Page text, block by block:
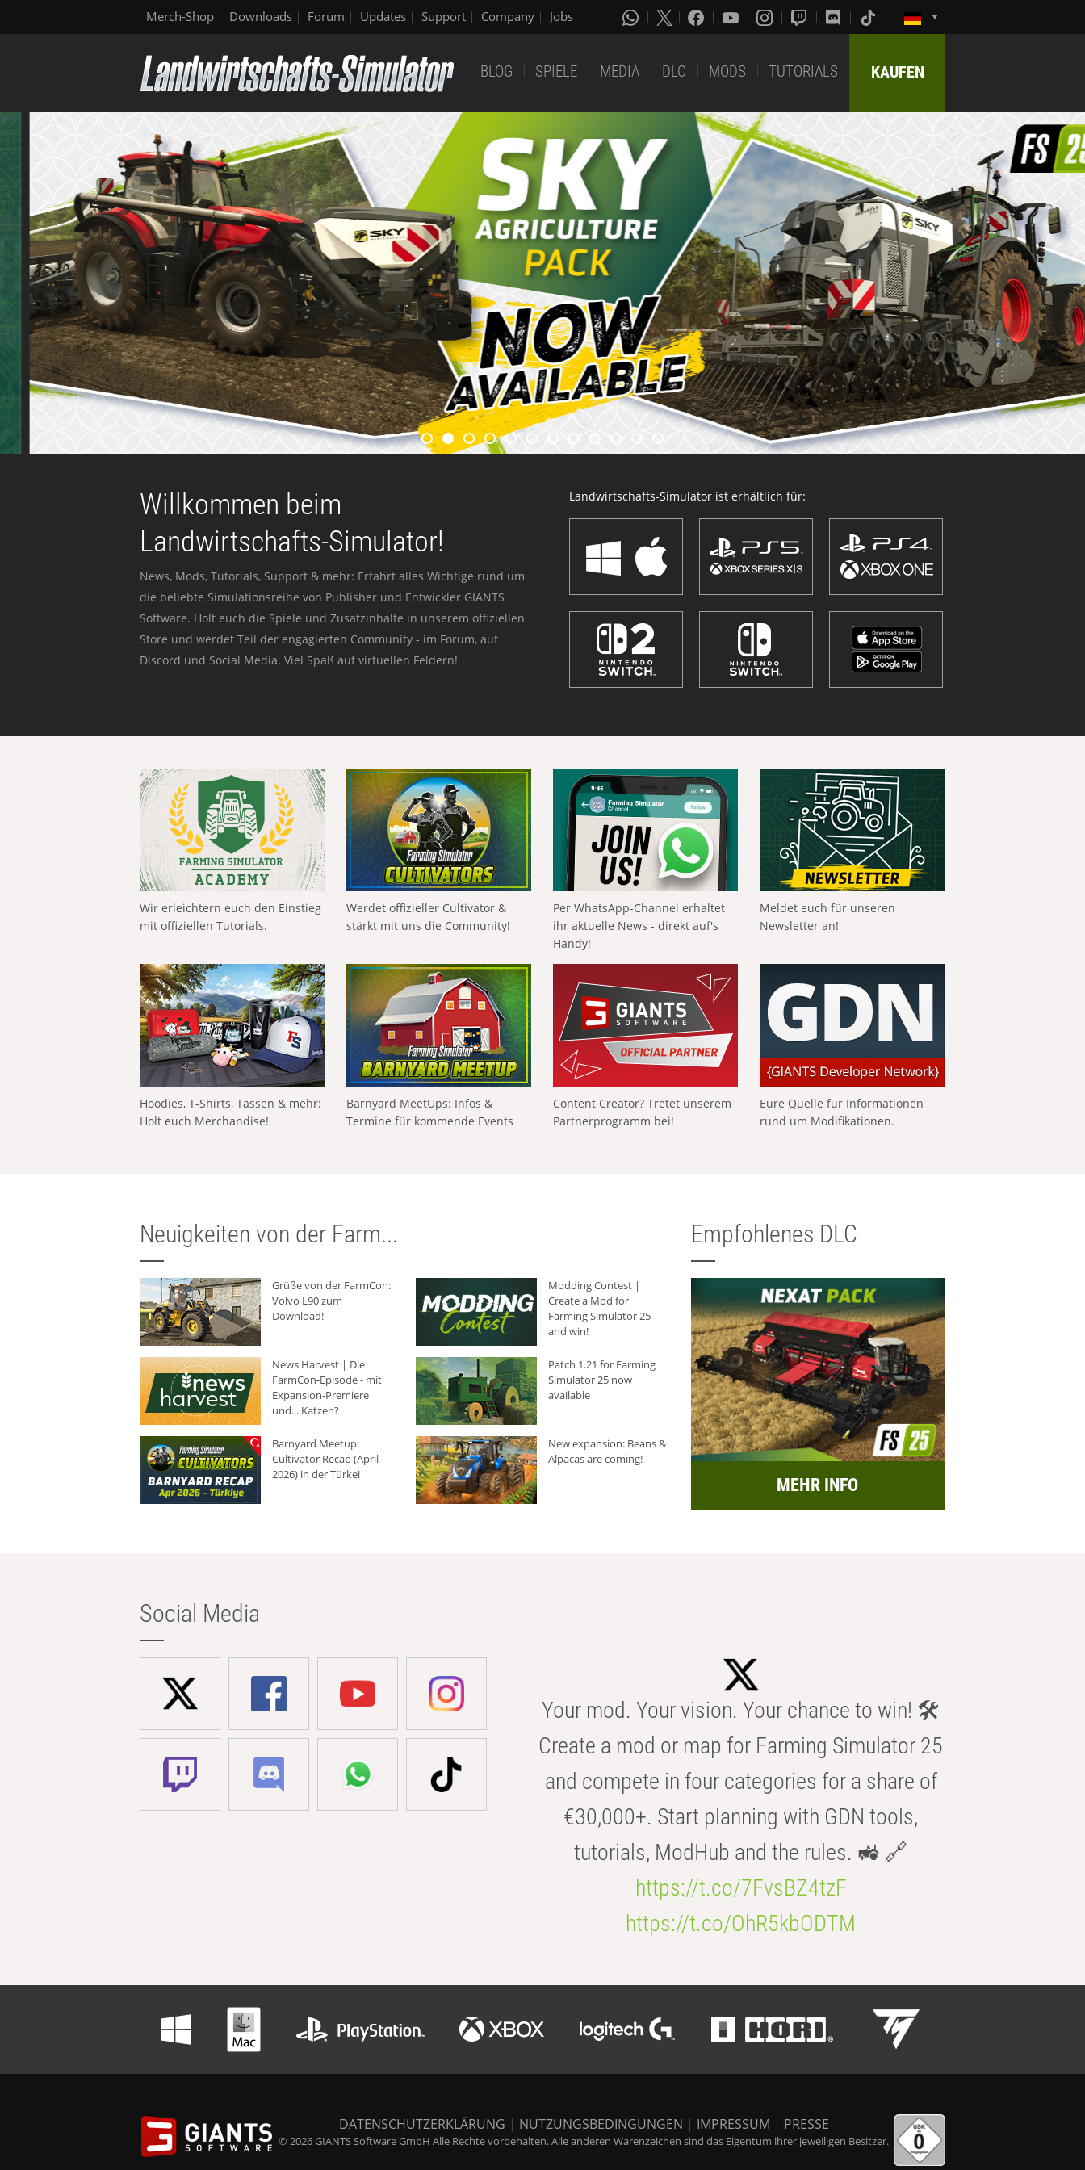
Merch-Shop Downloads Forum Updates Support Company Jobs
BLOG SPIELE MEDIA DLC MODS TUTORIALS KAUFEN
Willkommen beim
Landwirtschafts-Simulator!
News, Mods, Tutorials, Support & mehr: Erfahrt alles Wichtige rund um
die beliebte Simulationsreihe von Publisher und Entwickler GIANTS
Software. Holt euch die Spiele und Zusatzinhalte in unserem offiziellen
Store und werdet Teil der engagierten Community - im Forum, auf
Discord und Social Media. Viel Spaß auf virtuellen Feldern!
Landwirtschafts-Simulator ist erhältlich für:
Wir erleichtern euch den Einstieg
mit offiziellen Tutorials.
Werdet offizieller Cultivator &
stärkt mit uns die Community!
Per WhatsApp-Channel erhaltet
ihr aktuelle News - direkt auf's
Handy!
Meldet euch für unseren
Newsletter an!
Hoodies, T-Shirts, Tassen & mehr:
Holt euch Merchandise!
Barnyard MeetUps: Infos &
Termine für kommende Events
Content Creator? Tretet unserem
Partnerprogramm bei!
Eure Quelle für Informationen
rund um Modifikationen.
Neuigkeiten von der Farm...
Grüße von der FarmCon:
Volvo L90 zum
Download!
Modding Contest |
Create a Mod for
Farming Simulator 25
and win!
News Harvest | Die
FarmCon-Episode - mit
Expansion-Premiere
und... Katzen?
Patch 1.21 for Farming
Simulator 25 now
available
Barnyard Meetup:
Cultivator Recap (April
2026) in der Türkei
New expansion: Beans &
Alpacas are coming!
Empfohlenes DLC
MEHR INFO
Social Media
Your mod. Your vision. Your chance to win! 🛠️
Create a mod or map for Farming Simulator 25
and compete in four categories for a share of
€30,000+. Start planning with GDN tools,
tutorials, ModHub and the rules. 🚜 🔗
https://t.co/7FvsBZ4tzF
https://t.co/OhR5kbODTM
DATENSCHUTZERKLÄRUNG | NUTZUNGSBEDINGUNGEN | IMPRESSUM | PRESSE
© 2026 GIANTS Software GmbH Alle Rechte vorbehalten. Alle anderen Warenzeichen sind das Eigentum ihrer jeweiligen Besitzer.